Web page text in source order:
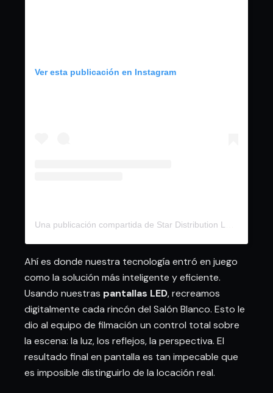
Ver esta publicación en Instagram
Ahí es donde nuestra tecnología entró en juego
como la solución más inteligente y eficiente.
Usando nuestras pantallas LED, recreamos
digitalmente cada rincón del Salón Blanco. Esto le
dio al equipo de filmación un control total sobre
la escena: la luz, los reflejos, la perspectiva. El
resultado final en pantalla es tan impecable que
es imposible distinguirlo de la locación real.